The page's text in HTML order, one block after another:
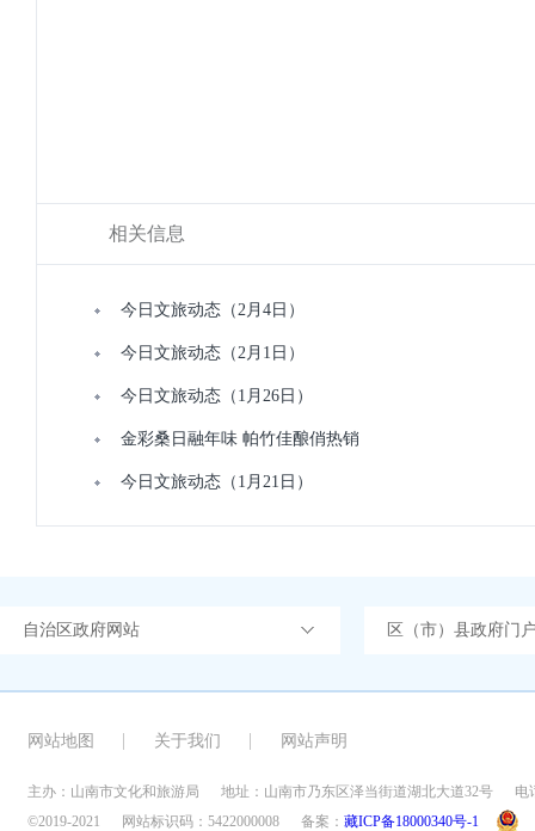
相关信息
今日文旅动态（2月4日）
今日文旅动态（2月1日）
今日文旅动态（1月26日）
金彩桑日融年味 帕竹佳酿俏热销
今日文旅动态（1月21日）
自治区政府网站 区（市）县政府门
网站地图 关于我们 网站声明
主办：山南市文化和旅游局 地址：山南市乃东区泽当街道湖北大道32号
电
©2019-2021
网站标识码：5422000008 备案： 藏ICP备18000340号-1